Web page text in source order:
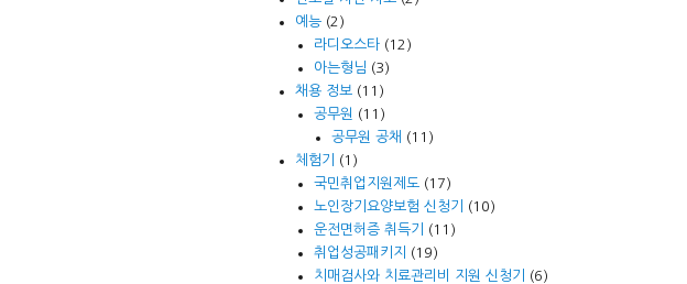
예능 (2)
라디오스타(12)
아는형님 (3)
채용 정보 (11)
공무원
(11)
공무원 공채 (11)
체험기
(1)
국민취업지원제도(17)
노인장기요양보험 신청기
(10)
운전면허증 취득기
(11)
취업성공패키지
(19)
치매검사와 치료관리비 지원 신청기
(6)